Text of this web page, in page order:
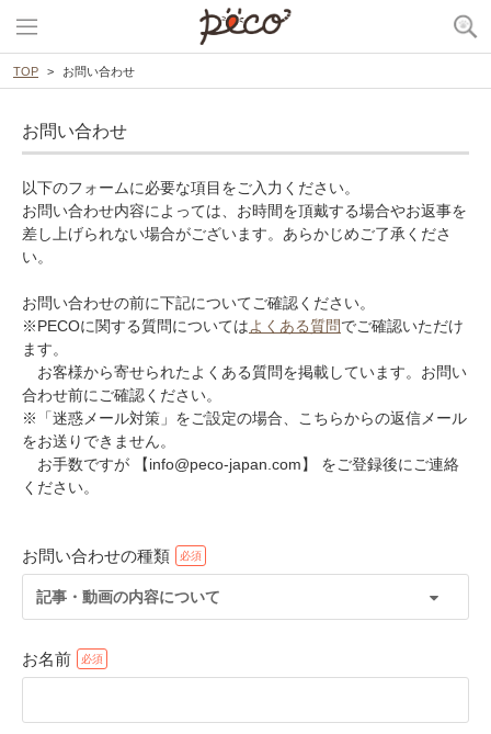
TOP お問い合わせ
お問い合わせ
以下のフォームに必要な項目をご入力ください。
お問い合わせ内容によっては、お時間を頂戴する場合やお返事を
差し上げられない場合がございます。あらかじめご了承くださ
い。
お問い合わせの前に下記についてご確認ください。
※PECOに関する質問についてはよくある質問でご確認いただけ
ます。
お客様から寄せられたよくある質問を掲載しています。お問い
合わせ前にご確認ください。
※「迷惑メール対策」をご設定の場合、こちらからの返信メール
をお送りできません。
お手数ですが 【info@peco-japan.com】 をご登録後にご連絡
ください。
お問い合わせの種類
記事・動画の内容について
お名前